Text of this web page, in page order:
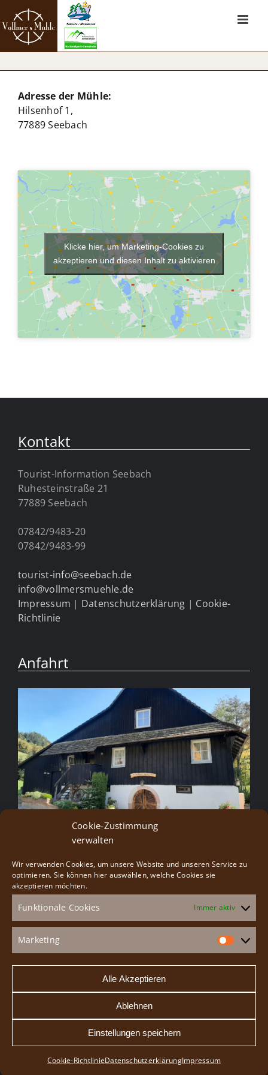
Cookie-Zustimmung
verwalten
Wir verwenden Cookies, um unsere Website und unseren Service zu
optimieren. Sie können hier auswählen, welche Cookies sie
akzeptieren möchten.
Funktionale Cookies Immer aktiv
Marketing
Alle Akzeptieren
Ablehnen
Einstellungen speichern
Cookie-RichtlinieDatenschutzerklärungImpressum
Inhalt
springen
Adresse der Mühle:
Hilsenhof 1,
77889 Seebach
Klicke hier, um Marketing-Cookies zu
akzeptieren und diesen Inhalt zu aktivieren
Kontakt
Tourist-Information Seebach
Ruhesteinstraße 21
77889 Seebach
07842/9483-20
07842/9483-99
tourist-info@seebach.de
info@vollmersmuehle.de
Impressum | Datenschutzerklärung | Cookie-
Richtlinie
Anfahrt
Besucherservice
Gruppenangebote
Veranstaltungen
Speiseangebot